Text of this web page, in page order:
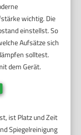
wichtig. Die
einstellst. So
Aufsätze sich
solltest.
dem Gerät.
ist Platz und Zeit
Spiegelreinigung